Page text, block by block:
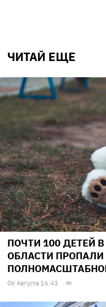
ЧИТАЙ ЕЩЕ
ПОЧТИ 100 ДЕТЕЙ
ОБЛАСТИ ПРОПАЛИ
06 Августа 16:43